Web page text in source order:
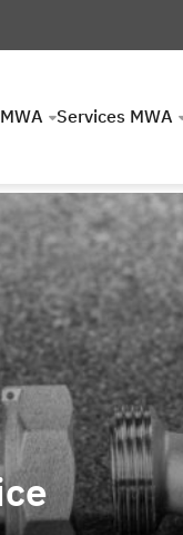
Services MWA